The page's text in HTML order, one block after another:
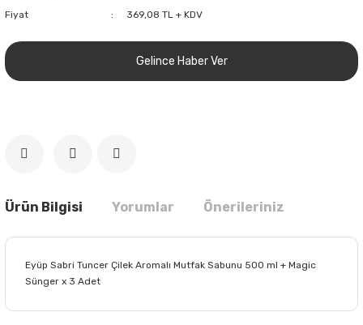
Fiyat
369,08 TL + KDV
Gelince Haber Ver
Ürün Bilgisi Yorumlar Önerileriniz
Eyüp Sabri Tuncer Çilek Aromalı Mutfak Sabunu 500 ml + Magic
Sünger x 3 Adet